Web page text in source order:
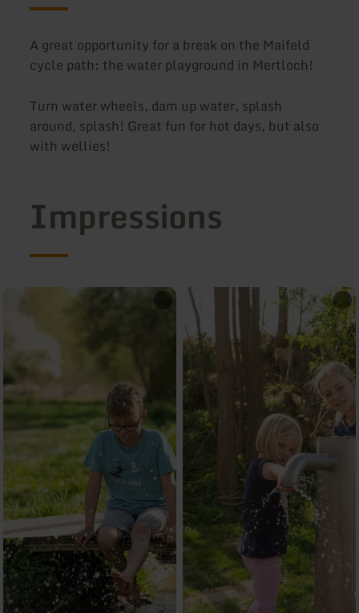
A great opportunity for a break on the Maifeld
cycle path: the water playground in Mertloch!
Turn water wheels, dam up water, splash
around, splash! Great fun for hot days, but also
with wellies!
Impressions